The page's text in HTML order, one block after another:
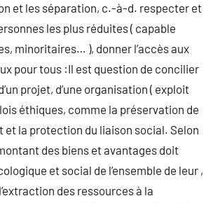
et les séparation, c.-à-d. respecter et
les plus réduites ( capable
minoritaires… ), donner l’accès aux
pour tous :Il est question de concilier
projet, d’une organisation ( exploit
éthiques, comme la préservation de
et la protection du liaison social. Selon
des biens et avantages doit
et social de l’ensemble de leur ,
des ressources à la